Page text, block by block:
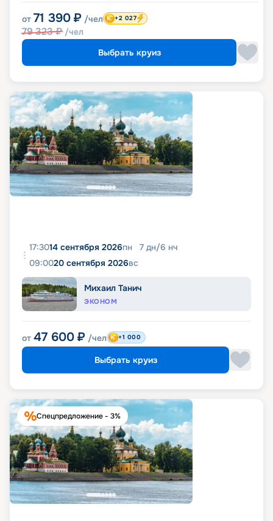
от 71 390 ₽ /чел
79 323₽ /чел
+2 027
Выбрать круиз
17:3014 сентября 2026пн 7 дн/6 нч
09:0020 сентября 2026вс
Михаил Танич
ЭКОНОМ
от 47 600 ₽ /чел +1 000
Выбрать круиз
Спецпредложение - 3%